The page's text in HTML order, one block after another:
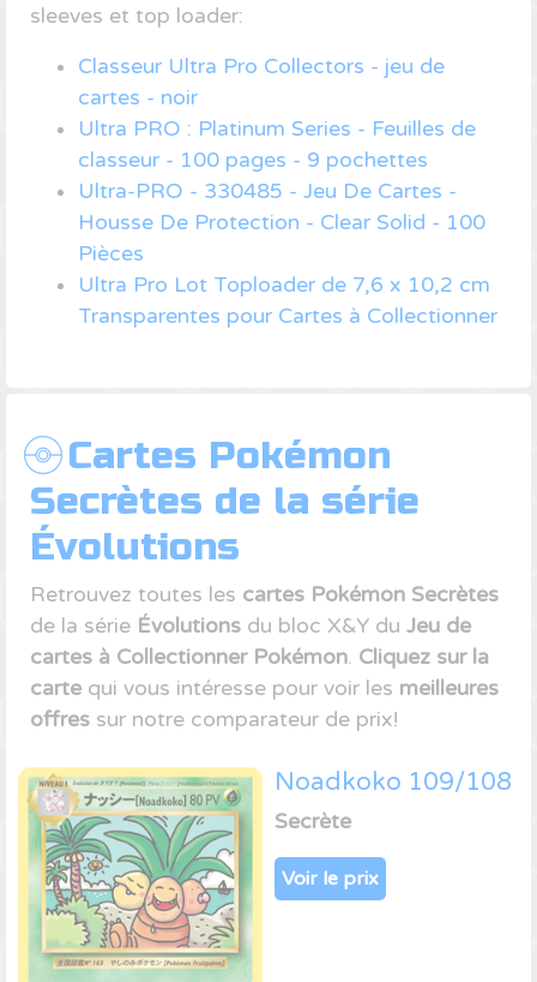
sleeves et top loader:
Classeur Ultra Pro Collectors - jeu de
cartes - noir
Ultra PRO : Platinum Series - Feuilles de
classeur - 100 pages - 9 pochettes
Ultra-PRO - 330485 - Jeu De Cartes -
Housse De Protection - Clear Solid - 100
Pièces
Ultra Pro Lot Toploader de 7,6 x 10,2 cm
Transparentes pour Cartes à Collectionner
Cartes Pokémon
Secrètes de la série
Évolutions
Retrouvez toutes les cartes Pokémon Secrètes
de la série Évolutions du bloc X&Y du Jeu de
cartes à Collectionner Pokémon. Cliquez sur la
carte qui vous intéresse pour voir les meilleures
offres sur notre comparateur de prix!
Noadkoko 109/108
Secrète
Voir le prix